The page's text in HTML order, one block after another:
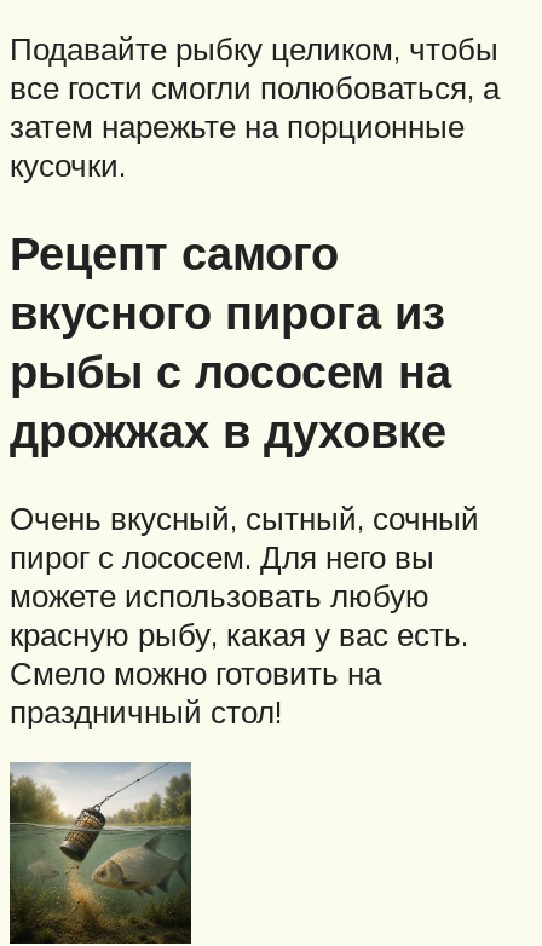
Подавайте рыбку целиком, чтобы
все гости смогли полюбоваться, а
затем нарежьте на порционные
кусочки.
Рецепт самого
вкусного пирога из
рыбы с лососем на
дрожжах в духовке
Очень вкусный, сытный, сочный
пирог с лососем. Для него вы
можете использовать любую
красную рыбу, какая у вас есть.
Смело можно готовить на
праздничный стол!